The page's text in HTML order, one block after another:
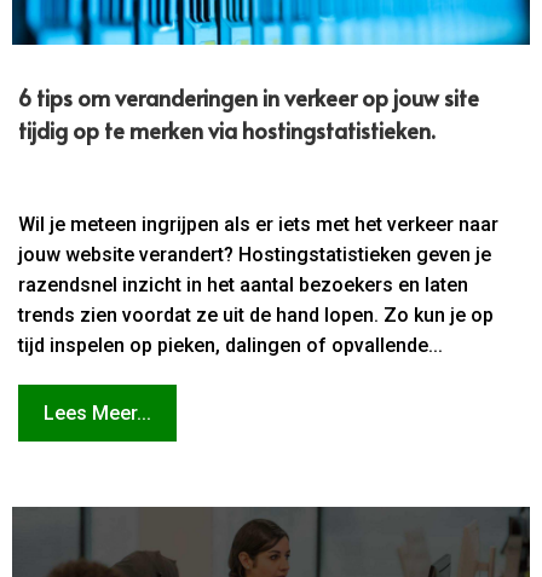
6 tips om veranderingen in verkeer op jouw site
tijdig op te merken via hostingstatistieken.
Wil je meteen ingrijpen als er iets met het verkeer naar
jouw website verandert? Hostingstatistieken geven je
razendsnel inzicht in het aantal bezoekers en laten
trends zien voordat ze uit de hand lopen. Zo kun je op
tijd inspelen op pieken, dalingen of opvallende...
Lees Meer...